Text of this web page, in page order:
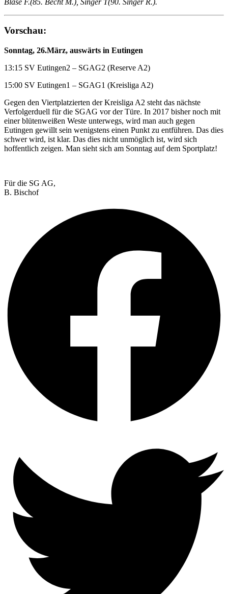
Vorschau:
Sonntag, 26.März, auswärts in Eutingen
13:15 SV Eutingen2 – SGAG2 (Reserve A2)
15:00 SV Eutingen1 – SGAG1 (Kreisliga A2)
Gegen den Viertplatzierten der Kreisliga A2 steht das nächste
Verfolgerduell für die SGAG vor der Türe. In 2017 bisher noch mit
einer blütenweißen Weste unterwegs, wird man auch gegen
Eutingen gewillt sein wenigstens einen Punkt zu entführen. Das dies
schwer wird, ist klar. Das dies nicht unmöglich ist, wird sich
hoffentlich zeigen. Man sieht sich am Sonntag auf dem Sportplatz!
Für die SG AG,
B. Bischof